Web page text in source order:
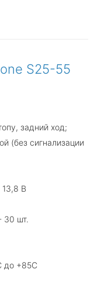
S25-55
задний ход;
(без сигнализации
13,8 В
30 шт.
до +85С